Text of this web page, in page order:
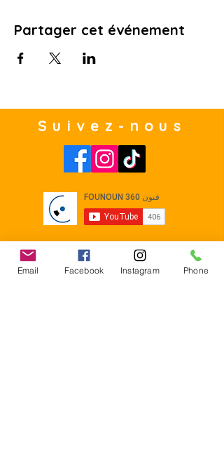
Partager cet événement
Suivez-nous
Email Facebook Instagram Phone